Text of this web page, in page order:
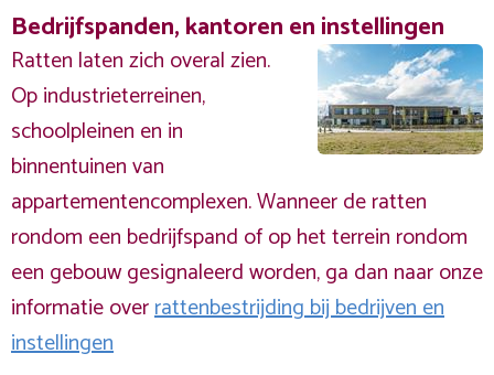
Bedrijfspanden, kantoren en instellingen
Ratten laten zich overal zien.
Op industrieterreinen,
schoolpleinen en in
binnentuinen van
appartementencomplexen. Wanneer de ratten
rondom een bedrijfspand of op het terrein rondom
een gebouw gesignaleerd worden, ga dan naar onze
informatie overrattenbestrijding bij bedrijven en
instellingen